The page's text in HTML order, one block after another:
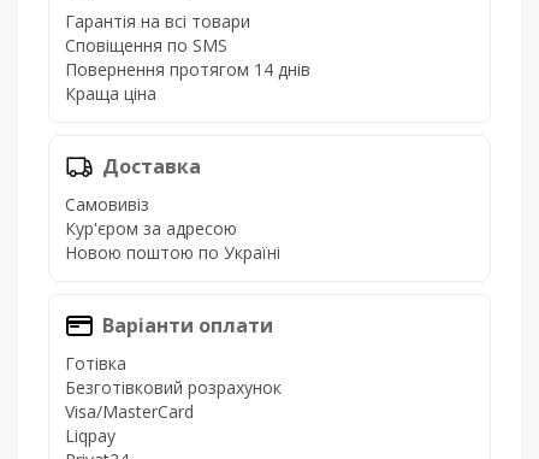
Гарантія на всі товари
Сповіщення по SMS
Повернення протягом 14 днів
Краща ціна
Доставка
Самовивіз
Кур'єром за адресою
Новою поштою по Україні
Варіанти оплати
Готівка
Безготівковий розрахунок
Visa/MasterCard
Liqpay